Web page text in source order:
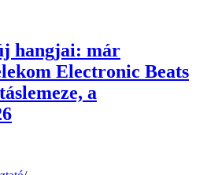
hangjai: már
Electronic Beats
a